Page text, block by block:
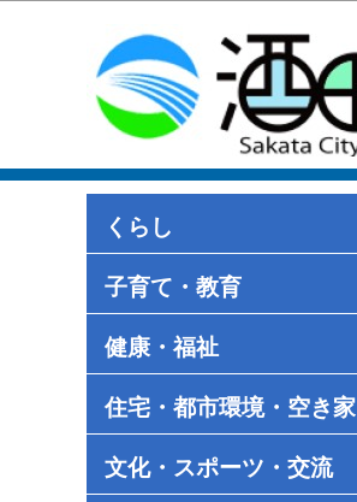
くらし
子育て・教育
健康・福祉
住宅・都市環境・空き家
文化・スポーツ・交流